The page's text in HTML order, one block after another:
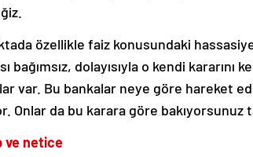
özellikle faiz konusundaki
bağımsız, dolayısıyla o kendi
var. Bu bankalar neye göre hareket
Onlar da bu karara göre bakıyorsunuz
ve netice